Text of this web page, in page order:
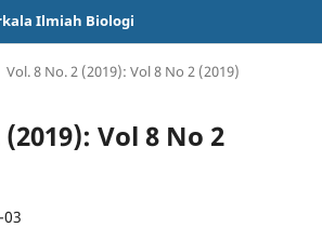
Ilmiah Biologi
Vol. 8 No. 2 (2019): Vol 8 No 2 (2019)
Vol 8 No 2